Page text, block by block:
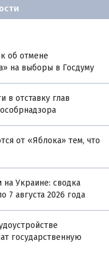
об отмене
на выборы в Госдуму
в отставку глав
от «Яблока» тем, что
Украине: сводка
августа 2026 года
государственную